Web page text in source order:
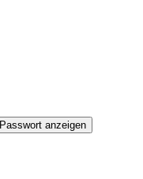
Passwort anzeigen